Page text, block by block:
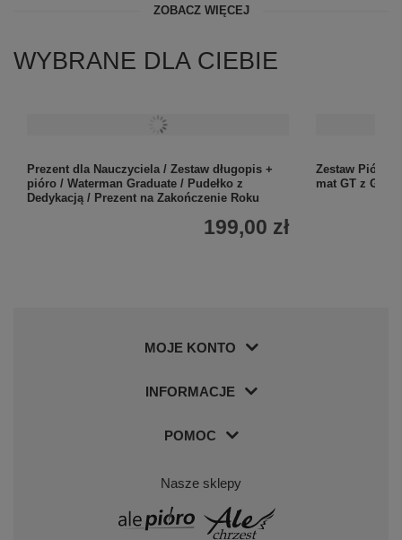
+6
Zobacz więcej
ZOBACZ WIĘCEJ
WYBRANE DLA CIEBIE
Prezent dla Nauczyciela / Zestaw długopis +
pióro / Waterman Graduate / Pudełko z
Dedykacją / Prezent na Zakończenie Roku
199,00 zł
Zestaw Pióro
mat GT z
MOJE KONTO
INFORMACJE
POMOC
Nasze sklepy